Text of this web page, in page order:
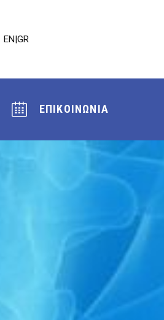
EN|GR
ΕΠΙΚΟΙΝΩΝΙΑ